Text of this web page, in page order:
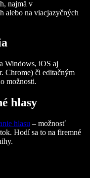
najmä v
alebo na viacjazyčných
Windows, iOS aj
Chrome) či editačným
možnosti.
hlasy
hlasu – možnosť
Hodí sa to na firemné